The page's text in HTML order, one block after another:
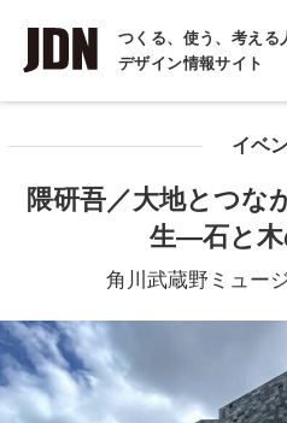
つくる、使う、考える
デザイン情報サイト
INTERVIEW
インタビュー
COLUMN
イベ
隈研吾／大地とつな
生―石と木
角川武蔵野ミュー